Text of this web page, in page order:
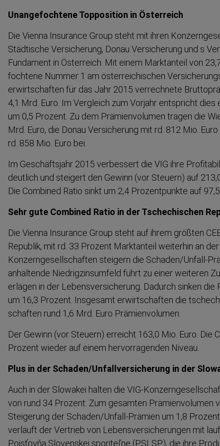
Unange­fochtene Topposition in Österreich
Die Vienna Insurance Group steht mit ihren
Städtische Versicherung, Donau Versicherung und s
Fundament in Österreich. Mit einem Marktanteil von
fochtene Nummer 1 am österrei­chischen
erwirt­schaften für das Jahr 2015 verrechnete
4,1 Mrd. Euro. Im Vergleich zum Vorjahr entspricht dies
um 0,5 Prozent. Zu dem Prämien­volumen tragen die
Mrd. Euro, die Donau Versicherung mit rd. 812 Mio.
rd. 858 Mio. Euro bei.
Im Geschäftsjahr 2015 verbessert die VIG ihre
deutlich und steigert den Gewinn (vor Steuern) auf
Die Combined Ratio sinkt um 2,4 Prozent­punkte auf
Sehr gute Combined Ratio in der Tschechischen
Die Vienna Insurance Group steht auf ihrem größten
Republik, mit rd. 33 Prozent Marktanteil weiterhin an
Konzerngesellschaften steigern die Schaden/Unfall-​
anhaltende Niedrig­zin­s­umfeld führt zu einer weiteren
erlägen in der Lebens­ver­si­cherung. Dadurch sinken die
um 16,3 Prozent. Insgesamt erwirt­schaften die
schaften rund 1,6 Mrd. Euro Prämien­volumen.
Der Gewinn (vor Steuern) erreicht 163,0 Mio. Euro. Die
Prozent wieder auf einem hervor­ra­genden Niveau.
Plus in der Schaden/Unfall­ver­si­cherung in der
Auch in der Slowakei halten die VIG-​
von rund 34 Prozent. Zum gesamten Prämien­volumen
Steigerung der Schaden/Unfall-​Prämien um 1,8
verläuft der Vertrieb von Lebens­ver­si­che­rungen mit
Poisťovňa Slovenskej sporiteľne (PSLSP), die ihre